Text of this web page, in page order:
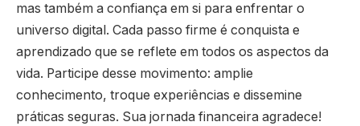
mas também a confiança em si para enfrentar o
universo digital. Cada passo firme é conquista e
aprendizado que se reflete em todos os aspectos da
vida. Participe desse movimento: amplie
conhecimento, troque experiências e dissemine
práticas seguras. Sua jornada financeira agradece!